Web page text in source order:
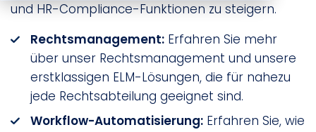
und HR-Compliance-Funktionen zu steigern.
Rechtsmanagement: Erfahren Sie mehr
über unser Rechtsmanagement und unsere
erstklassigen ELM-Lösungen, die für nahezu
jede Rechtsabteilung geeignet sind.
Workflow-Automatisierung: Erfahren Sie, wie